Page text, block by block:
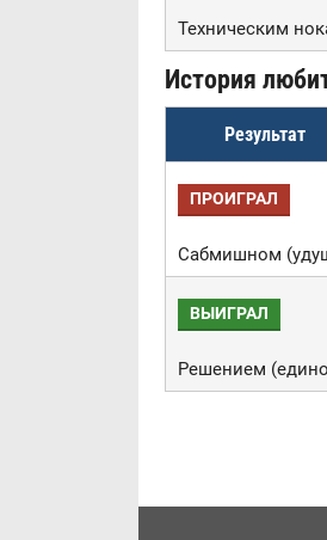
Техническим
История
Результат
ПРОИГРАЛ
Сабмишном
ВЫИГРАЛ
Решением